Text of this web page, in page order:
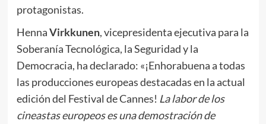
protagonistas.
HennaVirkkunen, vicepresidenta ejecutiva para la
Soberanía Tecnológica, la Seguridad y la
Democracia, ha declarado: «¡Enhorabuena a todas
las producciones europeas destacadas en la actual
edición del Festival de Cannes! La labor de los
cineastas europeos es una demostración de